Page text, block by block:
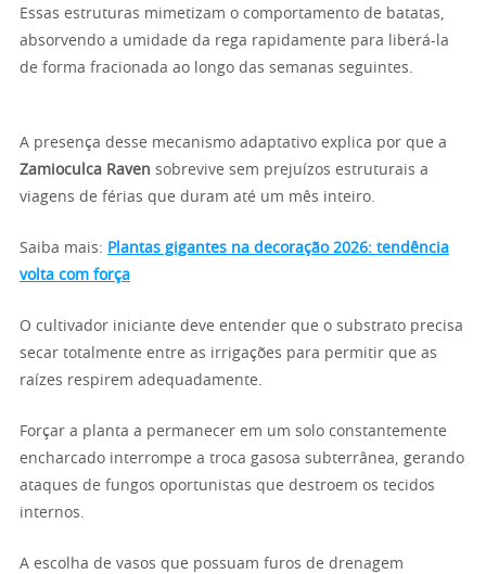
Essas estruturas mimetizam o comportamento de batatas,
absorvendo a umidade da rega rapidamente para liberá-la
de forma fracionada ao longo das semanas seguintes.
A presença desse mecanismo adaptativo explica por que a
Zamioculca Raven sobrevive sem prejuízos estruturais a
viagens de férias que duram até um mês inteiro.
Saiba mais: Plantas gigantes na decoração 2026: tendência
volta com força
O cultivador iniciante deve entender que o substrato precisa
secar totalmente entre as irrigações para permitir que as
raízes respirem adequadamente.
Forçar a planta a permanecer em um solo constantemente
encharcado interrompe a troca gasosa subterrânea, gerando
ataques de fungos oportunistas que destroem os tecidos
internos.
A escolha de vasos que possuam furos de drenagem